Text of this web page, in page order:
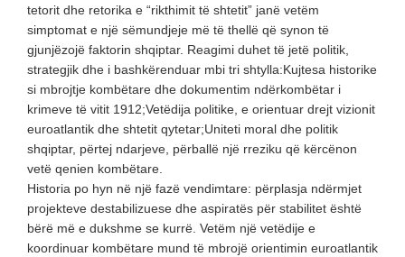
tetorit dhe retorika e “rikthimit të shtetit” janë vetëm
simptomat e një sëmundjeje më të thellë që synon të
gjunjëzojë faktorin shqiptar. Reagimi duhet të jetë politik,
strategjik dhe i bashkërenduar mbi tri shtylla:Kujtesa historike
si mbrojtje kombëtare dhe dokumentim ndërkombëtar i
krimeve të vitit 1912;Vetëdija politike, e orientuar drejt vizionit
euroatlantik dhe shtetit qytetar;Uniteti moral dhe politik
shqiptar, përtej ndarjeve, përballë një rreziku që kërcënon
vetë qenien kombëtare.
Historia po hyn në një fazë vendimtare: përplasja ndërmjet
projekteve destabilizuese dhe aspiratës për stabilitet është
bërë më e dukshme se kurrë. Vetëm një vetëdije e
koordinuar kombëtare mund të mbrojë orientimin euroatlantik